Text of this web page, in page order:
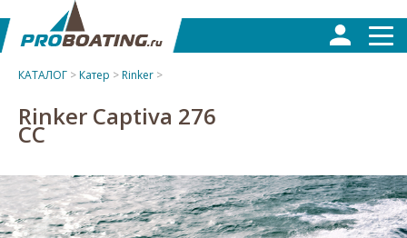
КАТАЛОГ >Катер >Rinker >
Rinker Captiva 276
CC